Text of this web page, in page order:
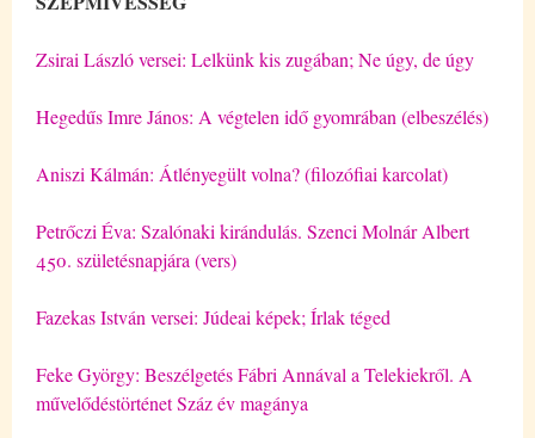
Zsirai László versei: Lelkünk kis zugában; Ne úgy, de úgy
Hegedűs Imre János: A végtelen idő gyomrában (elbeszélés)
Aniszi Kálmán: Átlényegült volna? (filozófiai karcolat)
Petrőczi Éva: Szalónaki kirándulás. Szenci Molnár Albert
450. születésnapjára (vers)
Fazekas István versei: Júdeai képek; Írlak téged
Feke György: Beszélgetés Fábri Annával a Telekiekről. A
művelődéstörténet Száz év magánya